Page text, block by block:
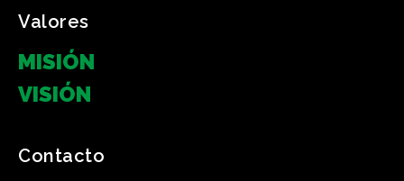
Valores
MISIÓN
VISIÓN
Contacto